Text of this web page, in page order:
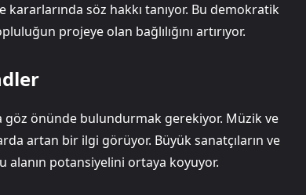
söz hakkı tanıyor. Bu demokratik
projeye olan bağlılığını artırıyor.
göz önünde bulundurmak gerekiyor. Müzik ve
artan bir ilgi görüyor. Büyük sanatçıların ve
alanın potansiyelini ortaya koyuyor.